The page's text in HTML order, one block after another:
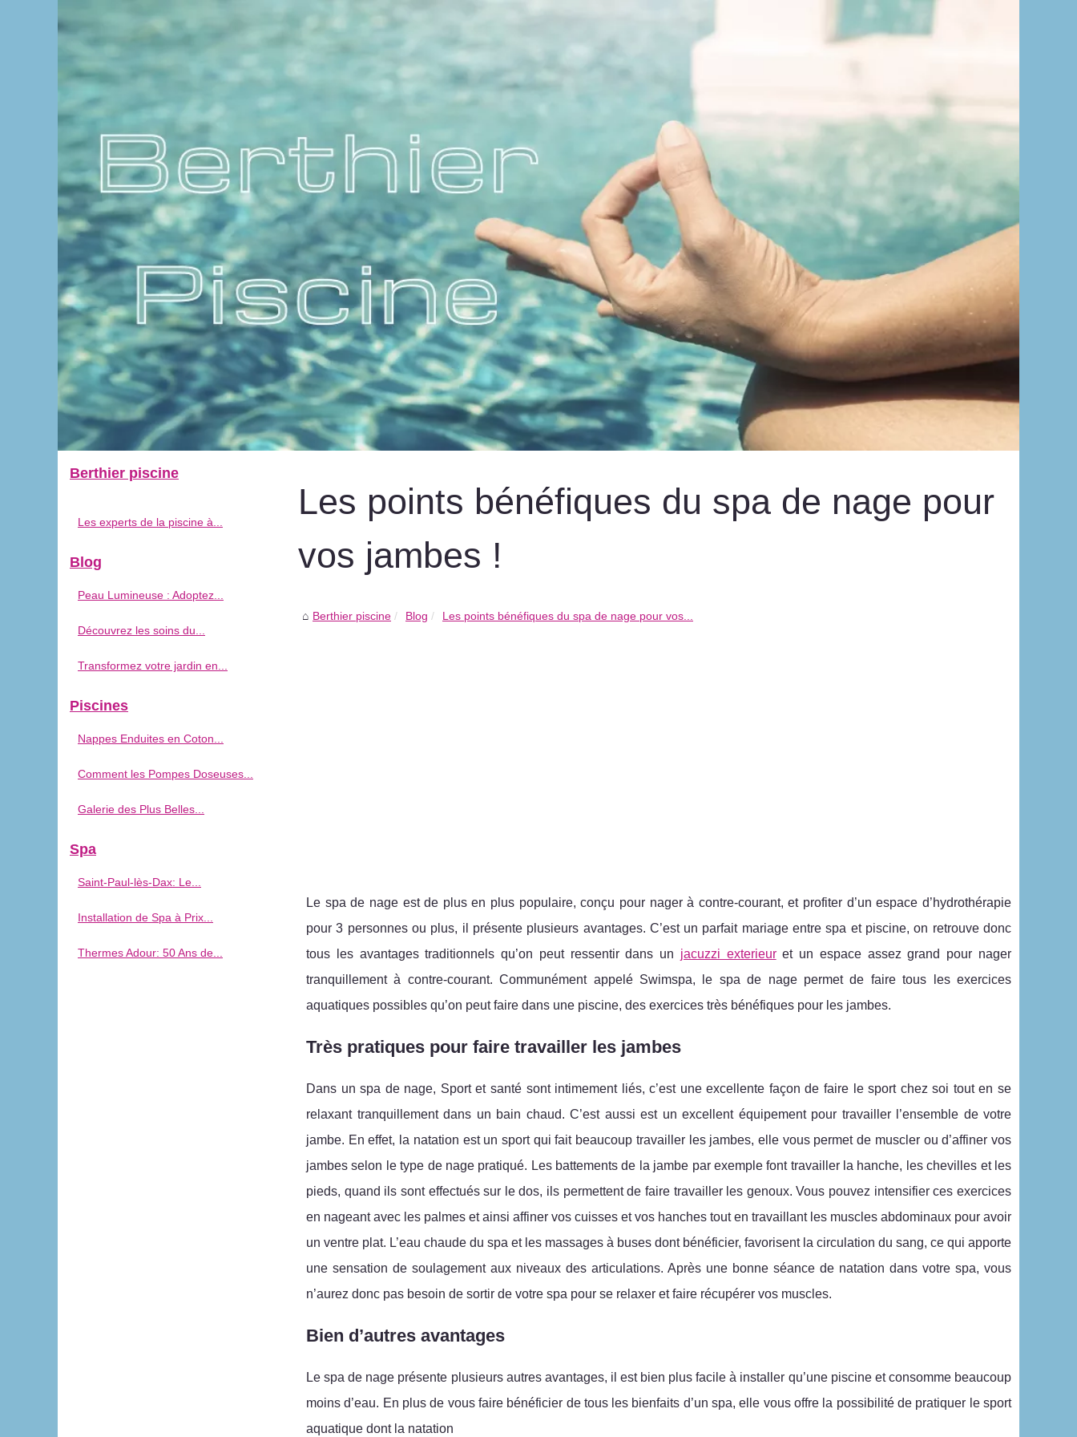
Les points bénéfiques du spa de nage pour
vos jambes !
Berthier piscine Blog Les points bénéfiques du spa de nage pour vos...
Le spa de nage est de plus en plus populaire, conçu pour nager à contre-courant, et profiter d’un espace d’hydrothérapie
pour 3 personnes ou plus, il présente plusieurs avantages. C’est un parfait mariage entre spa et piscine, on retrouve donc
tous les avantages traditionnels qu’on peut ressentir dans un jacuzzi exterieuret un espace assez grand pour nager
tranquillement à contre-courant. Communément appelé Swimspa, le spa de nage permet de faire tous les exercices
aquatiques possibles qu’on peut faire dans une piscine, des exercices très bénéfiques pour les jambes.
Très pratiques pour faire travailler les jambes
Dans un spa de nage, Sport et santé sont intimement liés, c’est une excellente façon de faire le sport chez soi tout en se
relaxant tranquillement dans un bain chaud. C’est aussi est un excellent équipement pour travailler l’ensemble de votre
jambe. En effet, la natation est un sport qui fait beaucoup travailler les jambes, elle vous permet de muscler ou d’affiner vos
jambes selon le type de nage pratiqué. Les battements de la jambe par exemple font travailler la hanche, les chevilles et les
pieds, quand ils sont effectués sur le dos, ils permettent de faire travailler les genoux. Vous pouvez intensifier ces exercices
en nageant avec les palmes et ainsi affiner vos cuisses et vos hanches tout en travaillant les muscles abdominaux pour avoir
un ventre plat. L’eau chaude du spa et les massages à buses dont bénéficier, favorisent la circulation du sang, ce qui apporte
une sensation de soulagement aux niveaux des articulations. Après une bonne séance de natation dans votre spa, vous
n’aurez donc pas besoin de sortir de votre spa pour se relaxer et faire récupérer vos muscles.
Bien d’autres avantages
Le spa de nage présente plusieurs autres avantages, il est bien plus facile à installer qu’une piscine et consomme beaucoup
moins d’eau. En plus de vous faire bénéficier de tous les bienfaits d’un spa, elle vous offre la possibilité de pratiquer le sport
aquatique dont la natation
Berthier piscine
Les experts de la piscine à...
Blog
Peau Lumineuse : Adoptez...
Découvrez les soins du...
Transformez votre jardin en...
Piscines
Nappes Enduites en Coton...
Comment les Pompes Doseuses...
Galerie des Plus Belles...
Spa
Saint-Paul-lès-Dax: Le...
Installation de Spa à Prix...
Thermes Adour: 50 Ans de...